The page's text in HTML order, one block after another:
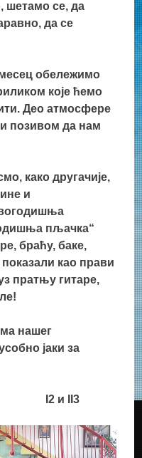
шетамо се, да
да се
обележимо
које ћемо
Део атмосфере
позивом да нам
како другачије,
и
пљачка“
браћу, баке,
као прави
пратњу гитаре,
нашег
јаки за
I2 и II3